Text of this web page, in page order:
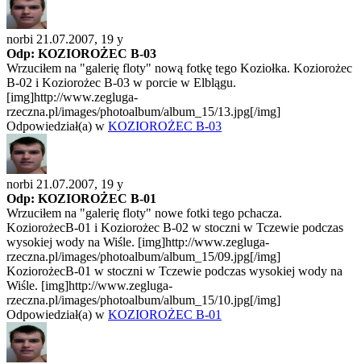
norbi 21.07.2007, 19 y
Odp: KOZIOROŻEC B-03
Wrzuciłem na "galerię floty" nową fotkę tego Koziołka. Koziorożec
B-02 i Koziorożec B-03 w porcie w Elblągu.
[img]http://www.zegluga-
rzeczna.pl/images/photoalbum/album_15/13.jpg[/img]
Odpowiedział(a) w KOZIOROŻEC B-03
norbi 21.07.2007, 19 y
Odp: KOZIOROŻEC B-01
Wrzuciłem na "galerię floty" nowe fotki tego pchacza.
KoziorożecB-01 i Koziorożec B-02 w stoczni w Tczewie podczas
wysokiej wody na Wiśle. [img]http://www.zegluga-
rzeczna.pl/images/photoalbum/album_15/09.jpg[/img]
KoziorożecB-01 w stoczni w Tczewie podczas wysokiej wody na
Wiśle. [img]http://www.zegluga-
rzeczna.pl/images/photoalbum/album_15/10.jpg[/img]
Odpowiedział(a) w KOZIOROŻEC B-01